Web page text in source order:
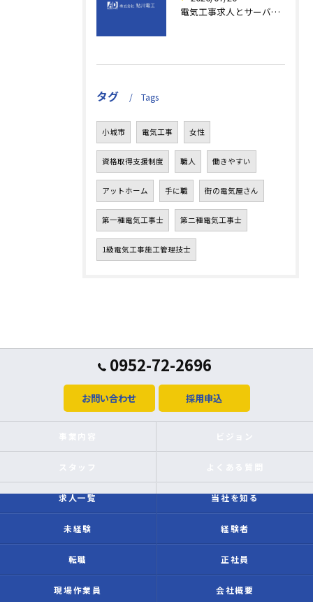
電気工事求人とサーバールーム勤務で目指す年収アップと快適職場の選び方
タグ Tags
小城市 電気工事 女性
資格取得支援制度 職人 働きやすい
アットホーム 手に職 街の電気屋さん
第一種電気工事士 第二種電気工事士
1級電気工事施工管理技士
0952-72-2696
お問い合わせ 採用申込
求人一覧 当社を知る
未経験 経験者
転職 正社員
現場作業員 会社概要